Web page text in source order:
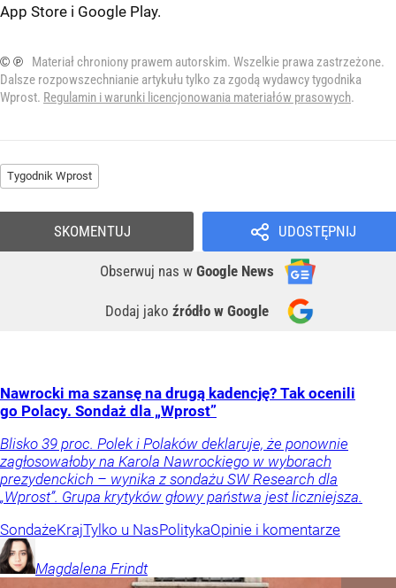
App Store i Google Play.
© ℗
Materiał chroniony prawem autorskim. Wszelkie prawa zastrzeżone.
Dalsze rozpowszechnianie artykułu tylko za zgodą wydawcy tygodnika
Wprost. Regulamin i warunki licencjonowania materiałów prasowych.
Tygodnik Wprost
UDOSTĘPNIJ
Obserwuj nas w Google News
Dodaj jako źródło w Google
SKOMENTUJ
Nawrocki ma szansę na drugą kadencję? Tak ocenili
go Polacy. Sondaż dla „Wprost”
Blisko 39 proc. Polek i Polaków deklaruje, że ponownie
zagłosowałoby na Karola Nawrockiego w wyborach
prezydenckich – wynika z sondażu SW Research dla
„Wprost”. Grupa krytyków głowy państwa jest liczniejsza.
SondażeKrajTylko u NasPolitykaOpinie i komentarze
Magdalena Frindt